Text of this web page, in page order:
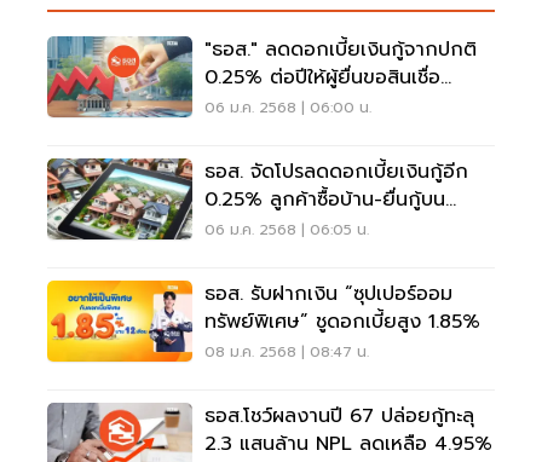
"ธอส." ลดดอกเบี้ยเงินกู้จากปกติ
0.25% ต่อปีให้ผู้ยื่นขอสินเชื่อ
ออนไลน์
06 ม.ค. 2568 | 06:00 น.
ธอส. จัดโปรลดดอกเบี้ยเงินกู้อีก
0.25% ลูกค้าซื้อบ้าน-ยื่นกู้บน
เว็บไซต์
06 ม.ค. 2568 | 06:05 น.
ธอส. รับฝากเงิน “ซุปเปอร์ออม
ทรัพย์พิเศษ” ชูดอกเบี้ยสูง 1.85%
08 ม.ค. 2568 | 08:47 น.
ธอส.โชว์ผลงานปี 67 ปล่อยกู้ทะลุ
2.3 แสนล้าน NPL ลดเหลือ 4.95%